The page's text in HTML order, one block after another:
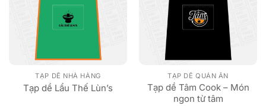
TẠP DỀ NHÀ HÀNG
Tạp dề Lẩu Thế Lùn’s
TẠP DỀ QUÁN ĂN
Tạp dề Tâm Cook – Món
ngon từ tâm